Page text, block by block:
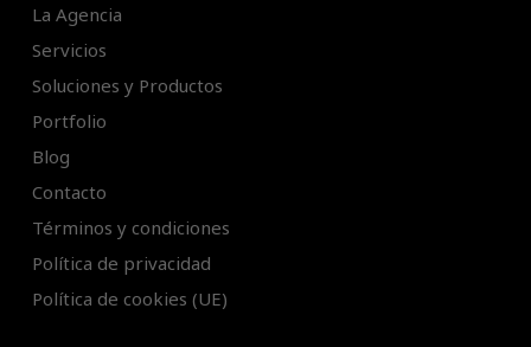
La Agencia
Servicios
Soluciones y Productos
Portfolio
Blog
Contacto
Términos y condiciones
Política de privacidad
Política de cookies (UE)